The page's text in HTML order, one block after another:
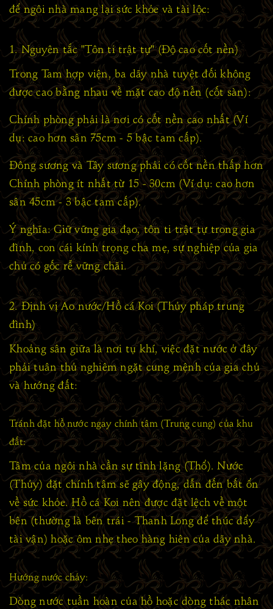
để ngôi nhà mang lại sức khỏe và tài lộc:
1. Nguyên tắc "Tôn ti trật tự" (Độ cao cốt nền)
Trong Tam hợp viện, ba dãy nhà tuyệt đối không
được cao bằng nhau về mặt cao độ nền (cốt sàn):
Chính phòngphải là nơi có cốt nền cao nhất (Ví
dụ: cao hơn sân 75cm - 5 bậc tam cấp).
Đông sương và Tây sươngphải có cốt nền thấp hơn
Chính phòng ít nhất từ 15 - 30cm (Ví dụ: cao hơn
sân 45cm - 3 bậc tam cấp).
Ý nghĩa: Giữ vững gia đạo, tôn ti trật tự trong gia
đình, con cái kính trọng cha mẹ, sự nghiệp của gia
chủ có gốc rễ vững chãi.
2. Định vị Ao nước/Hồ cá Koi (Thủy pháp trung
đình)
Khoảng sân giữa là nơi tụ khí, việc đặt nước ở đây
phải tuân thủ nghiêm ngặt cung mệnh của gia chủ
và hướng đất:
Tránh đặt hồ nước ngay chính tâm (Trung cung) của khu
đất:
Tâm của ngôi nhà cần sự tĩnh lặng (Thổ). Nước
(Thủy) đặt chính tâm sẽ gây động, dẫn đến bất ổn
về sức khỏe. Hồ cá Koi nên được đặt lệch về một
bên (thường là bên trái - Thanh Long để thúc đẩy
tài vận) hoặc ôm nhẹ theo hàng hiên của dãy nhà.
Hướng nước chảy:
Dòng nước tuần hoàn của hồ hoặc dòng thác nhân